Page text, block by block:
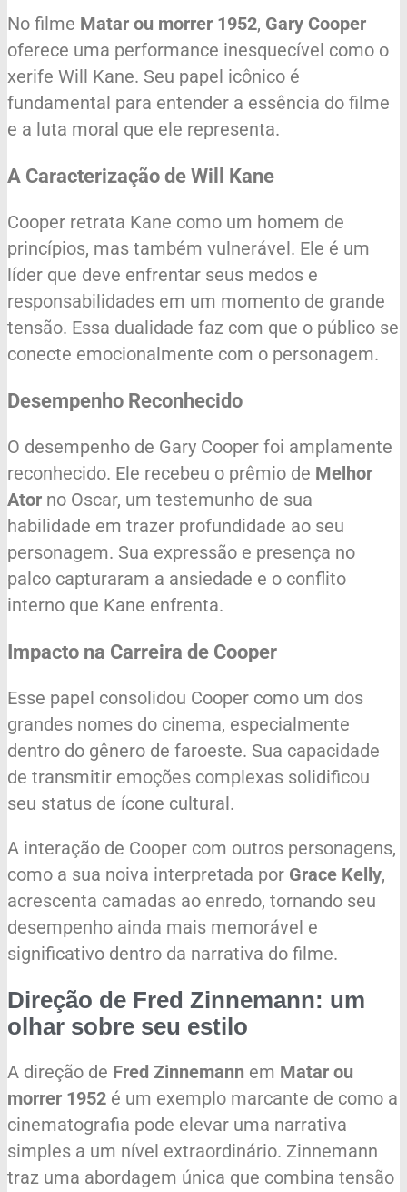
No filme Matar ou morrer 1952, Gary Cooper
oferece uma performance inesquecível como o
xerife Will Kane. Seu papel icônico é
fundamental para entender a essência do filme
e a luta moral que ele representa.
A Caracterização de Will Kane
Cooper retrata Kane como um homem de
princípios, mas também vulnerável. Ele é um
líder que deve enfrentar seus medos e
responsabilidades em um momento de grande
tensão. Essa dualidade faz com que o público se
conecte emocionalmente com o personagem.
Desempenho Reconhecido
O desempenho de Gary Cooper foi amplamente
reconhecido. Ele recebeu o prêmio de Melhor
Ator no Oscar, um testemunho de sua
habilidade em trazer profundidade ao seu
personagem. Sua expressão e presença no
palco capturaram a ansiedade e o conflito
interno que Kane enfrenta.
Impacto na Carreira de Cooper
Esse papel consolidou Cooper como um dos
grandes nomes do cinema, especialmente
dentro do gênero de faroeste. Sua capacidade
de transmitir emoções complexas solidificou
seu status de ícone cultural.
A interação de Cooper com outros personagens,
como a sua noiva interpretada por Grace Kelly,
acrescenta camadas ao enredo, tornando seu
desempenho ainda mais memorável e
significativo dentro da narrativa do filme.
Direção de Fred Zinnemann: um
olhar sobre seu estilo
A direção de Fred Zinnemann em Matar ou
morrer 1952 é um exemplo marcante de como a
cinematografia pode elevar uma narrativa
simples a um nível extraordinário. Zinnemann
traz uma abordagem única que combina tensão